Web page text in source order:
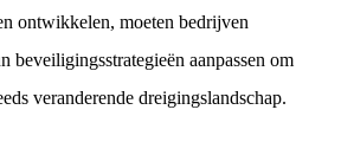
ontwikkelen, moeten bedrijven
beveiligingsstrategieën aanpassen om
veranderende dreigingslandschap.